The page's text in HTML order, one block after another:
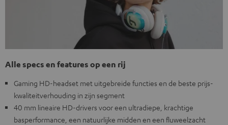
Alle specs en features op een rij
Gaming HD-headset met uitgebreide functies en de beste prijs-
kwaliteitverhouding in zijn segment
40 mm lineaire HD-drivers voor een ultradiepe, krachtige
basperformance, een natuurlijke midden en een fluweelzacht